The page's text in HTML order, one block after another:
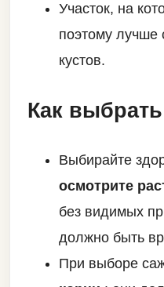
Участок, на
поэтому лучше
кустов.
Как
Выбирайте
осмотрите
без видимых
должно быть
При выборе